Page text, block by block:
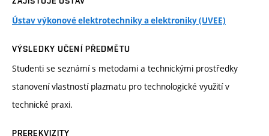
Ústav výkonové elektrotechniky a elektroniky (UVEE)
VÝSLEDKY UČENÍ PŘEDMĚTU
Studenti se seznámí s metodami a technickými prostředky
stanovení vlastností plazmatu pro technologické využití v
technické praxi.
PREREKVIZITY